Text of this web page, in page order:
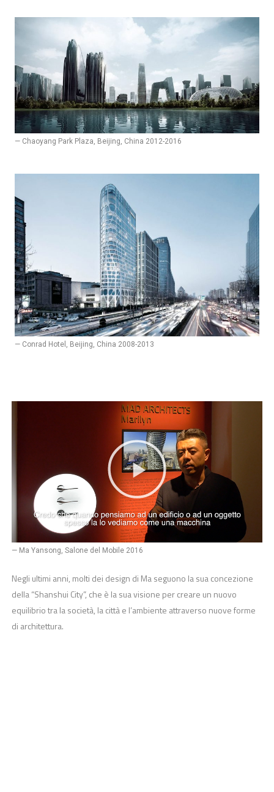
— Chaoyang Park Plaza, Beijing, China 2012-2016
— Conrad Hotel, Beijing, China 2008-2013
— Ma Yansong, Salone del Mobile 2016
Negli ultimi anni, molti dei design di Ma seguono la sua concezione
della “Shanshui City”, che è la sua visione per creare un nuovo
equilibrio tra la società, la città e l’ambiente attraverso nuove forme
di architettura.